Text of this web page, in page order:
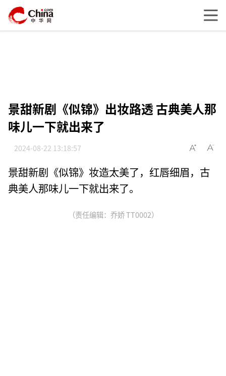
景甜新剧《似锦》出妆路透 古典美人那
味儿一下就出来了
2024-08-22 13:18:57
景甜新剧《似锦》妆造太美了，红唇细眉，古
典美人那味儿一下就出来了。
（责任编辑：乔娇 TT0002）